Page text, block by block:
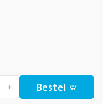
+ Bestel